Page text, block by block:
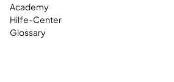
Academy
Hilfe-Center
Glossary